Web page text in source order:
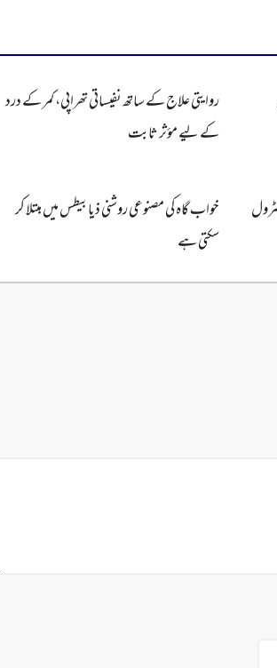
روایتی علاج کے ساتھ نفیساتی تھراپی، کمر کے درد
کے لیے مؤثر ثابت
خواب گاہ کی مصنوعی روشنی ذیابیطس میں مبتلا کر
سکتی ہے